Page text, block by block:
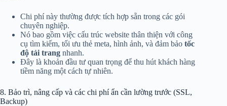
Chi phí này thường được tích hợp sẵn trong các gói
chuyên nghiệp.
Nó bao gồm việc cấu trúc website thân thiện với công
cụ tìm kiếm, tối ưu thẻ meta, hình ảnh, và đảm bảo tốc
độ tải trang nhanh.
Đây là khoản đầu tư quan trọng để thu hút khách hàng
tiềm năng một cách tự nhiên.
8. Bảo trì, nâng cấp và các chi phí ẩn cần lường trước (SSL,
Backup)